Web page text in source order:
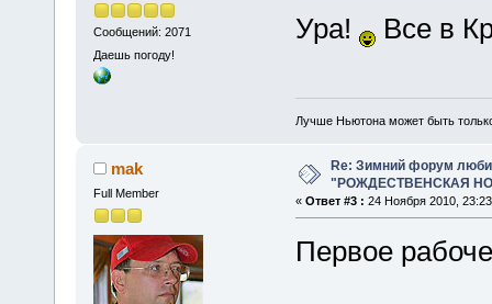
Сообщений: 2071
Даешь погоду!
Ура! Все в
Лучше Ньютона может быть
mak
Full Member
Re: Зимний форум
"РОЖДЕСТВЕНСКАЯ
« Ответ #3 : 24 Ноября 2010,
Первое